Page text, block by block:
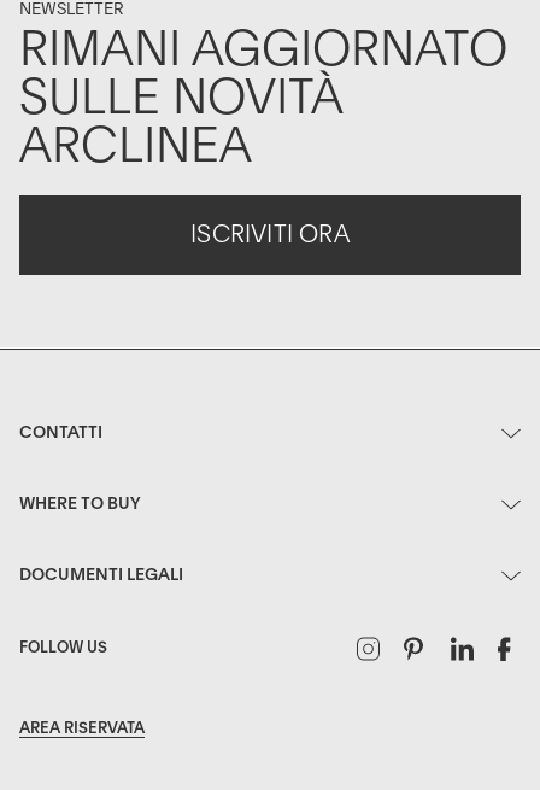
NEWSLETTER
RIMANI AGGIORNATO
SULLE NOVITÀ
ARCLINEA
ISCRIVITI ORA
CONTATTI
WHERE TO BUY
DOCUMENTI LEGALI
FOLLOW US InstagramPinterest
AREA RISERVATA